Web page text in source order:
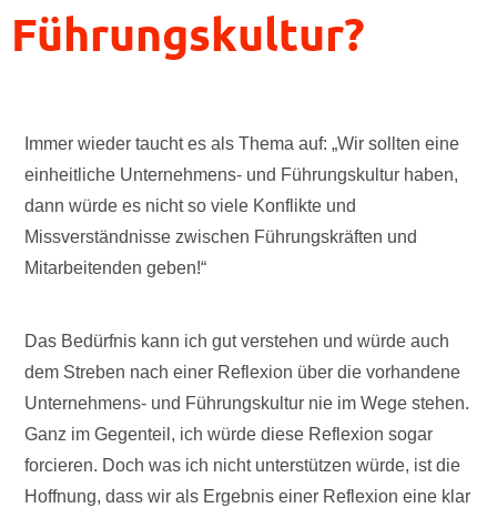
Führungskultur?
Immer wieder taucht es als Thema auf: „Wir sollten eine
einheitliche Unternehmens- und Führungskultur haben,
dann würde es nicht so viele Konflikte und
Missverständnisse zwischen Führungskräften und
Mitarbeitenden geben!“
Das Bedürfnis kann ich gut verstehen und würde auch
dem Streben nach einer Reflexion über die vorhandene
Unternehmens- und Führungskultur nie im Wege stehen.
Ganz im Gegenteil, ich würde diese Reflexion sogar
forcieren. Doch was ich nicht unterstützen würde, ist die
Hoffnung, dass wir als Ergebnis einer Reflexion eine klar